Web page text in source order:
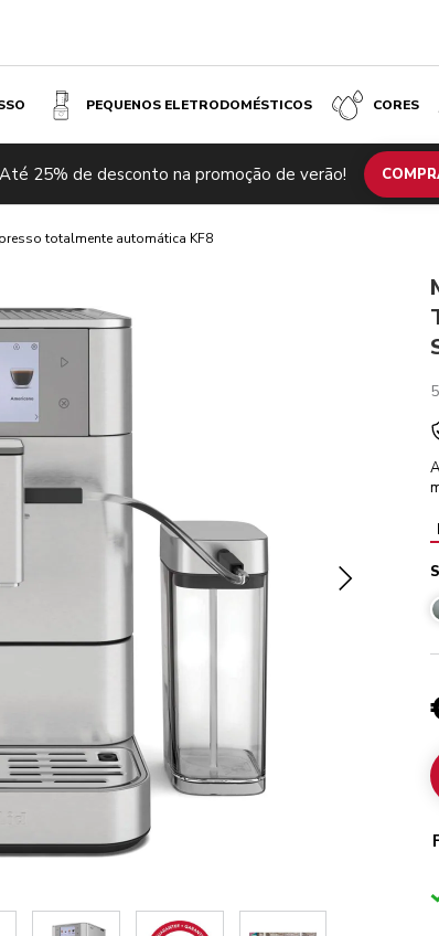
PEQUENOS ELETRODOMÉSTICOS CORES
Até 25% de desconto na promoção de verão!
totalmente automática KF8
Especificações técnicas Comentários